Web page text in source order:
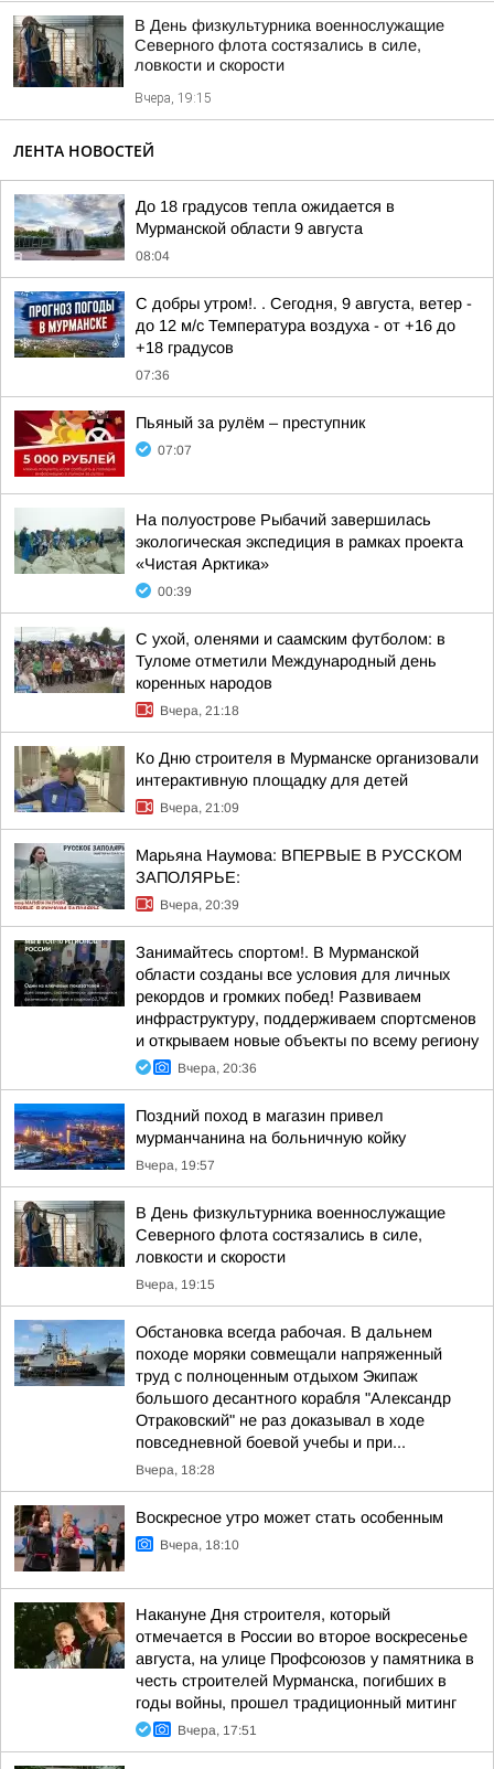
В День физкультурника военнослужащие
Северного флота состязались в силе,
ловкости и скорости
Вчера, 19:15
ЛЕНТА НОВОСТЕЙ
До 18 градусов тепла ожидается в
Мурманской области 9 августа
08:04
С добры утром!. . Сегодня, 9 августа, ветер -
до 12 м/с Температура воздуха - от +16 до
+18 градусов
07:36
Пьяный за рулём – преступник
07:07
На полуострове Рыбачий завершилась
экологическая экспедиция в рамках проекта
«Чистая Арктика»
00:39
С ухой, оленями и саамским футболом: в
Туломе отметили Международный день
коренных народов
Вчера, 21:18
Ко Дню строителя в Мурманске организовали
интерактивную площадку для детей
Вчера, 21:09
Марьяна Наумова: ВПЕРВЫЕ В РУССКОМ
ЗАПОЛЯРЬЕ:
Вчера, 20:39
Занимайтесь спортом!. В Мурманской
области созданы все условия для личных
рекордов и громких побед! Развиваем
инфраструктуру, поддерживаем спортсменов
и открываем новые объекты по всему региону
Вчера, 20:36
Поздний поход в магазин привел
мурманчанина на больничную койку
Вчера, 19:57
В День физкультурника военнослужащие
Северного флота состязались в силе,
ловкости и скорости
Вчера, 19:15
Обстановка всегда рабочая. В дальнем
походе моряки совмещали напряженный
труд с полноценным отдыхом Экипаж
большого десантного корабля "Александр
Отраковский" не раз доказывал в ходе
повседневной боевой учебы и при...
Вчера, 18:28
Воскресное утро может стать особенным
Вчера, 18:10
Накануне Дня строителя, который
отмечается в России во второе воскресенье
августа, на улице Профсоюзов у памятника в
честь строителей Мурманска, погибших в
годы войны, прошел традиционный митинг
Вчера, 17:51